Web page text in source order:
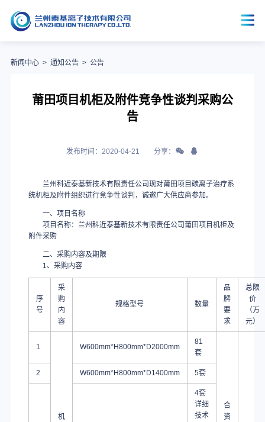
新闻中心 > 通知公告 > 公告
莆田项目机柜及附件竞争性谈判采购公
告
发布时间：2020-04-21 分享：
兰州科近泰基新技术有限责任公司现对莆田项目碳离子治疗系
统机柜及附件组织进行竞争性谈判，诚邀广大供应商参加。
一、项目名称
项目名称：兰州科近泰基新技术有限责任公司莆田项目机柜及
附件采购
二、采购内容及期限
1、采购内容
序
号
采
购
内
容
规格型号 数量
品
牌
要
求
总限
价
（万
元）
1
机
W600mm*H800mm*D2000mm
81
套
合
资
2 W600mm*H800mm*D1400mm 5套
4套
详细
技术